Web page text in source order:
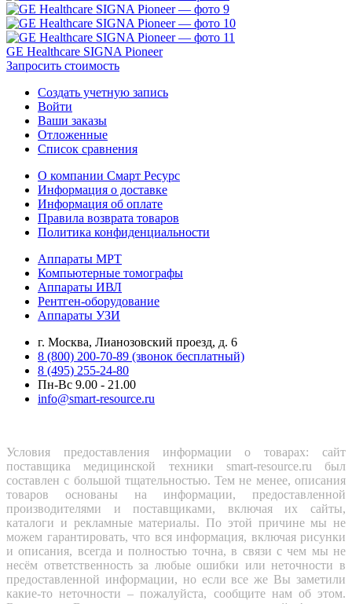
GE Healthcare SIGNA Pioneer
Запросить стоимость
Создать учетную запись
Войти
Ваши заказы
Отложенные
Список сравнения
О компании Смарт Ресурс
Информация о доставке
Информация об оплате
Правила возврата товаров
Политика конфиденциальности
Аппараты МРТ
Компьютерные томографы
Аппараты ИВЛ
Рентген-оборудование
Аппараты УЗИ
г. Москва, Лианозовский проезд, д. 6
8 (800) 200-70-89 (звонок бесплатный)
8 (495) 255-24-80
Пн-Вс 9.00 - 21.00
info@smart-resource.ru
Условия предоставления информации о товарах: сайт
поставщика медицинской техники smart-resource.ru был
составлен с большой тщательностью. Тем не менее, описания
товаров основаны на информации, предоставленной
производителями и поставщиками, включая их сайты,
каталоги и рекламные материалы. По этой причине мы не
можем гарантировать, что вся информация, включая рисунки
и описания, всегда и полностью точна, в связи с чем мы не
несём ответственность за любые ошибки или неточности в
предоставленной информации, но если все же Вы заметили
какие-то неточности – пожалуйста, сообщите нам об этом.